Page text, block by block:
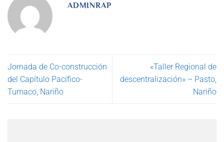
ADMINRAP
Jornada de Co-construcción
del Capítulo Pacífico-
Tumaco, Nariño
«Taller Regional de
descentralización» – Pasto,
Nariño